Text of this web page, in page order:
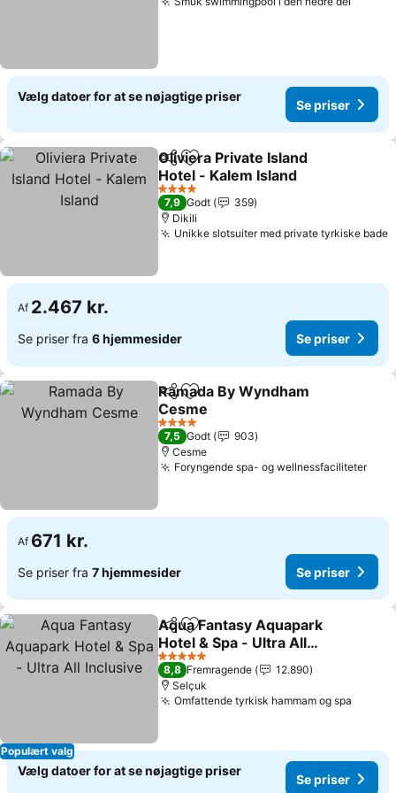
Vælg datoer for at se nøjagtige priser
Se priser
Del Føj til favoritter
Oliviera Private Island
Hotel - Kalem Island
Se priser
4 Stjerner
7,9 Godt
359
Dikili
Unikke slotsuiter med private tyrkiske bade
Af 2.467 kr.
Se priser fra 6 hjemmesider Se priser
Del Føj til favoritter
Ramada By Wyndham
Cesme
Se priser
4 Stjerner
7,5 Godt
903
Cesme
Foryngende spa- og wellnessfaciliteterSe
Af 671 kr.
Se priser fra 7 hjemmesider Se priser
Populært valg
Del Føj til favoritter
Aqua Fantasy Aquapark
Hotel & Spa - Ultra All
Inclusive
Se priser
5 Stjerner
8,8 Fremragende
12.890
Selçuk
Omfattende tyrkisk hammam og spa
Vælg datoer for at se nøjagtige priser
Se priser